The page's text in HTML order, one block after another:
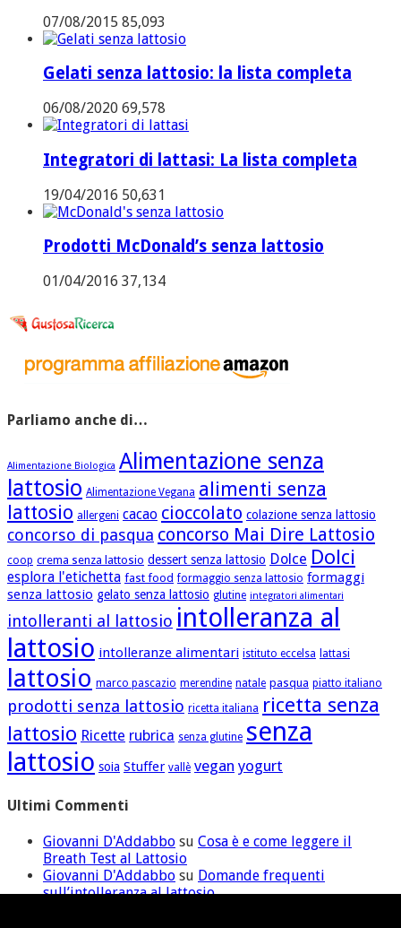
07/08/2015 85,093
Gelati senza lattosio: la lista completa
06/08/2020 69,578
Integratori di lattasi: La lista completa
19/04/2016 50,631
Prodotti McDonald’s senza lattosio
01/04/2016 37,134
Parliamo anche di…
Alimentazione Biologica Alimentazione senza
lattosio Alimentazione Vegana alimenti senza
lattosio allergeni cacao cioccolato colazione senza lattosio
concorso di pasqua concorso Mai Dire Lattosio
coop crema senza lattosio dessert senza lattosio Dolce Dolci
esplora l'etichetta fast food formaggio senza lattosio formaggi
senza lattosio gelato senza lattosio glutine integratori alimentari
intolleranti al lattosio intolleranza al
lattosio intolleranze alimentari istituto eccelsa lattasi
lattosio marco pascazio merendine natale pasqua piatto italiano
prodotti senza lattosio ricetta italiana ricetta senza
lattosio Ricette rubrica senza glutine senza
lattosio soia Stuffer vallè vegan yogurt
Ultimi Commenti
Giovanni D'Addabbo su Cosa è e come leggere il
Breath Test al Lattosio
Giovanni D'Addabbo su Domande frequenti
sull’intolleranza al lattosio